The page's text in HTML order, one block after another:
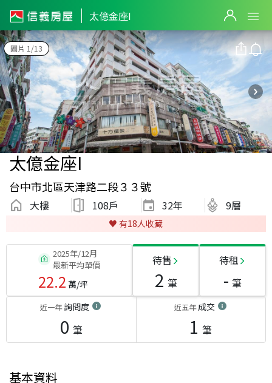
太億金座I
圖片 1/13
太億金座I
台中市北區天津路二段３３號
大樓 108戶 32年 9層
♥️ 有18人收藏
2025年/12月
最新平均單價
22.2 萬/坪
待售
2 筆
待租
- 筆
近一年詢問度
0 筆
近五年成交
1 筆
基本資料